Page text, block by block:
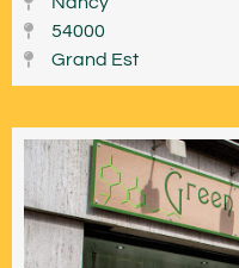
54000
Grand Est